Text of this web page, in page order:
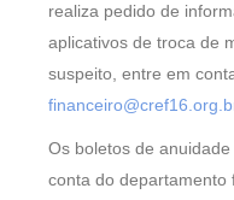
realiza pedido de
aplicativos de troca de
suspeito, entre em
Os boletos de
conta do departamento